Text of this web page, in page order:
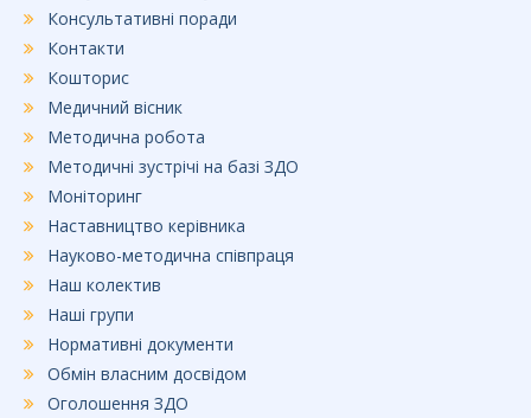
Консультативні поради
Контакти
Кошторис
Медичний вісник
Методична робота
Методичні зустрічі на базі ЗДО
Моніторинг
Наставництво керівника
Науково-методична співпраця
Наш колектив
Наші групи
Нормативні документи
Обмін власним досвідом
Оголошення ЗДО